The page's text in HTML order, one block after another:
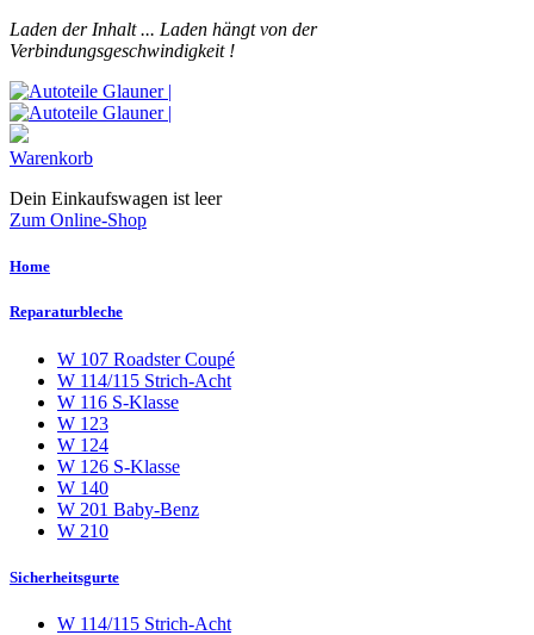
Laden der Inhalt ... Laden hängt von der
Verbindungsgeschwindigkeit !
Warenkorb
Dein Einkaufswagen ist leer
Zum Online-Shop
Home
Reparaturbleche
W 107 Roadster Coupé
W 114/115 Strich-Acht
W 116 S-Klasse
W 123
W 124
W 126 S-Klasse
W 140
W 201 Baby-Benz
W 210
Sicherheitsgurte
W 114/115 Strich-Acht